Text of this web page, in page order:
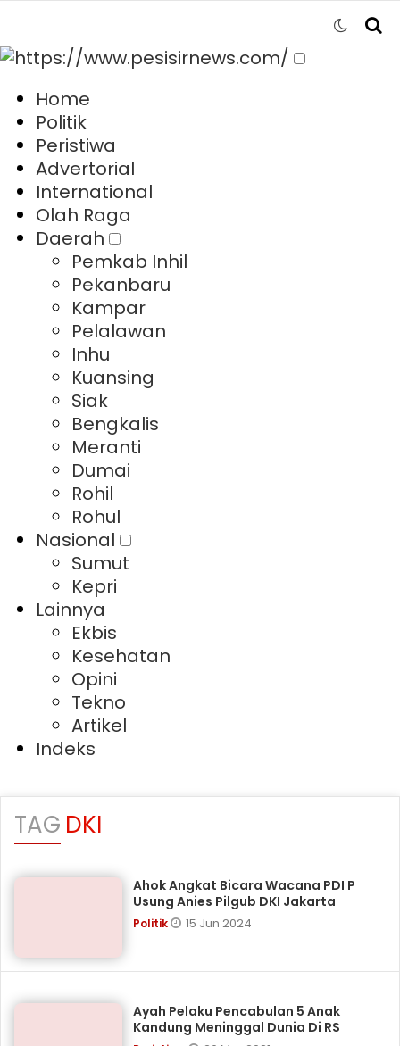
Home
Politik
Peristiwa
Advertorial
International
Olah Raga
Daerah
Pemkab Inhil
Pekanbaru
Kampar
Pelalawan
Inhu
Kuansing
Siak
Bengkalis
Meranti
Dumai
Rohil
Rohul
Nasional
Sumut
Kepri
Lainnya
Ekbis
Kesehatan
Opini
Tekno
Artikel
Indeks
TAG DKI
Ahok Angkat Bicara Wacana PDI P
Usung Anies Pilgub DKI Jakarta
Politik 15 Jun 2024
Ayah Pelaku Pencabulan 5 Anak
Kandung Meninggal Dunia Di RS